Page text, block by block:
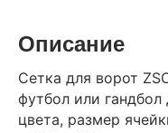
Описание
Сетка для ворот
футбол или
цвета, размер